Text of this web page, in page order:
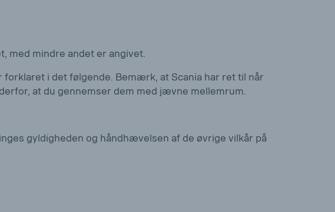
med mindre andet er angivet.
i det følgende. Bemærk, at Scania har ret til når
at du gennemser dem med jævne mellemrum.
gyldigheden og håndhævelsen af de øvrige vilkår på